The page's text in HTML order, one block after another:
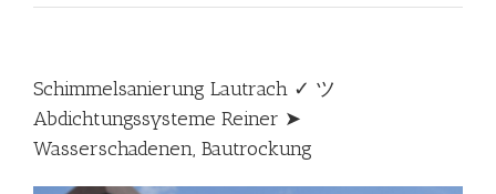
Schimmelsanierung Lautrach ✓ ツ
Abdichtungssysteme Reiner ➤
Wasserschadenen, Bautrockung